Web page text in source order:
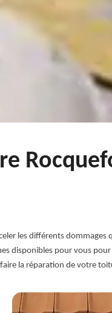
les différents
disponibles pour vous
la réparation de votre